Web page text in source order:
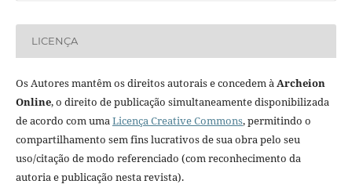
LICENÇA
Os Autores mantêm os direitos autorais e concedem àArcheion
Online, o direito de publicação simultaneamente disponibilizada
de acordo com umaLicença Creative Commons, permitindo o
compartilhamento sem fins lucrativos de sua obra pelo seu
uso/citação de modo referenciado (com reconhecimento da
autoria e publicação nesta revista).